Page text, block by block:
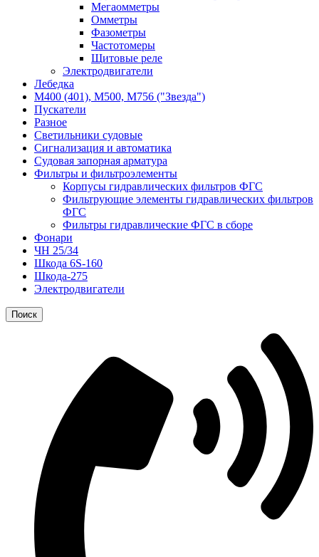
Мегаомметры
Омметры
Фазометры
Частотомеры
Щитовые реле
Электродвигатели
Лебедка
М400 (401), М500, М756 ("Звезда")
Пускатели
Разное
Светильники судовые
Сигнализация и автоматика
Судовая запорная арматура
Фильтры и фильтроэлементы
Корпусы гидравлических фильтров ФГС
Фильтрующие элементы гидравлических фильтров
ФГС
Фильтры гидравлические ФГС в сборе
Фонари
ЧН 25/34
Шкода 6S-160
Шкода-275
Электродвигатели
Поиск